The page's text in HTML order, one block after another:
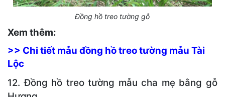
Đồng hồ treo tường gỗ
Xem thêm:
>> Chi tiết mẫu đồng hồ treo tường mẫu Tài
Lộc
12. Đồng hồ treo tường mẫu cha mẹ bằng gỗ